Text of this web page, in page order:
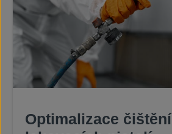
Optimalizace čištění